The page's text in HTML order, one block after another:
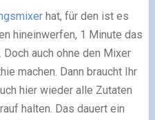
hat, für den ist es
hineinwerfen, 1 Minute das
auch ohne den Mixer
machen. Dann braucht Ihr
hier wieder alle Zutaten
halten. Das dauert ein